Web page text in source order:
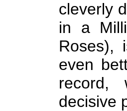
cleverly
in a
Roses),
even
record,
decisive